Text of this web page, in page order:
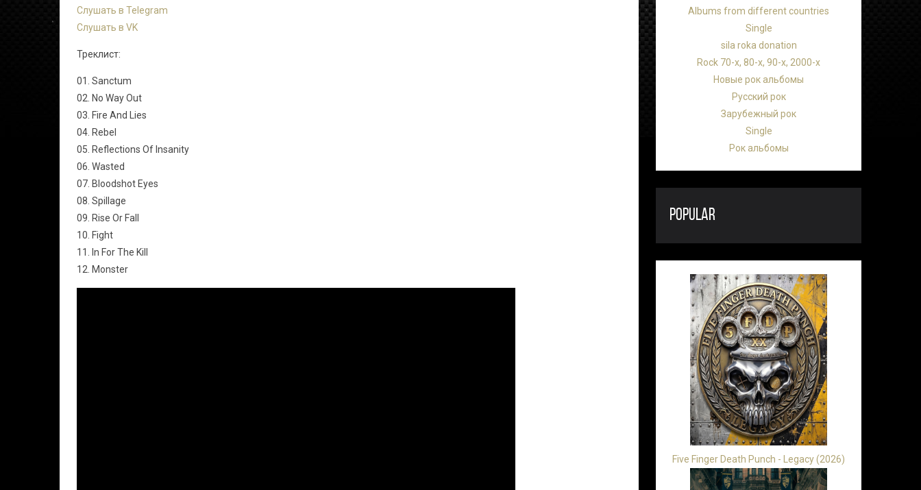
Слушать в Telegram
Слушать в VK
Треклист:
01. Sanctum
02. No Way Out
03. Fire And Lies
04. Rebel
05. Reflections Of Insanity
06. Wasted
07. Bloodshot Eyes
08. Spillage
09. Rise Or Fall
10. Fight
11. In For The Kill
12. Monster
Albums from different countries
Single
sila roka donation
Rock 70-х, 80-х, 90-х, 2000-х
Новые рок альбомы
Русский рок
Зарубежный рок
Single
Рок альбомы
POPULAR
Five Finger Death Punch - Legacy (2026)